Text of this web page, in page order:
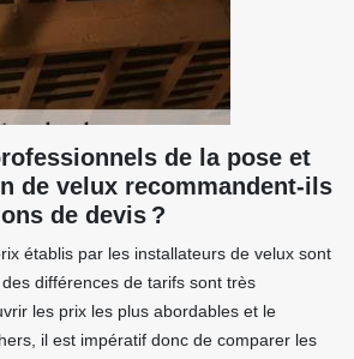
de la pose et
de velux recommandent-ils
de devis ?
établis par les installateurs de velux sont
différences de tarifs sont très
les prix les plus abordables et le
il est impératif donc de comparer les